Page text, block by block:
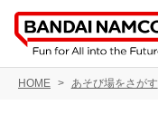
HOME あそび場をさがす